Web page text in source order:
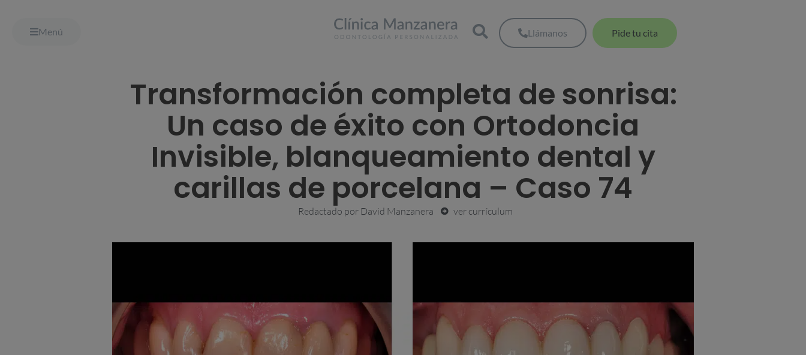
Menú Llámanos Pide tu cita
Transformación completa de sonrisa:
Un caso de éxito con Ortodoncia
Invisible, blanqueamiento dental y
carillas de porcelana – Caso 74
Redactado por David Manzanera ver currículum